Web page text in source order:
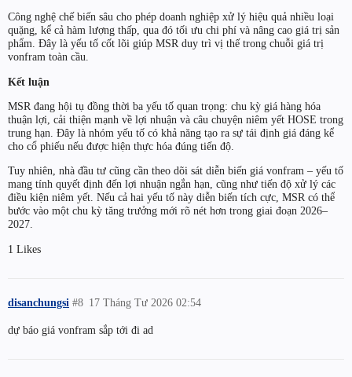
Công nghệ chế biến sâu cho phép doanh nghiệp xử lý hiệu quả nhiều loại
quặng, kể cả hàm lượng thấp, qua đó tối ưu chi phí và nâng cao giá trị sản
phẩm. Đây là yếu tố cốt lõi giúp MSR duy trì vị thế trong chuỗi giá trị
vonfram toàn cầu.
Kết luận
MSR đang hội tụ đồng thời ba yếu tố quan trọng: chu kỳ giá hàng hóa
thuận lợi, cải thiện mạnh về lợi nhuận và câu chuyện niêm yết HOSE trong
trung hạn. Đây là nhóm yếu tố có khả năng tạo ra sự tái định giá đáng kể
cho cổ phiếu nếu được hiện thực hóa đúng tiến độ.
Tuy nhiên, nhà đầu tư cũng cần theo dõi sát diễn biến giá vonfram – yếu tố
mang tính quyết định đến lợi nhuận ngắn hạn, cũng như tiến độ xử lý các
điều kiện niêm yết. Nếu cả hai yếu tố này diễn biến tích cực, MSR có thể
bước vào một chu kỳ tăng trưởng mới rõ nét hơn trong giai đoạn 2026–
2027.
1 Likes
disanchungsi 17 Tháng Tư 2026 02:54
#8
dự báo giá vonfram sắp tới đi ad